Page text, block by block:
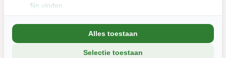
wortel maantjes of rode biet kussentjes. Producten die
herkenbaar zijn in samenstelling en passen binnen een vezelrijk
dieet.
Een knabbelmoment hoeft geen caloriebom te zijn. Het kan
fijn vinden.
Marketingcookiesom jou relevante informatie en
aanbiedingen te tonen.
We delen soms gegevens met partners (zoals social media en
Selectie toestaan
Alles toestaan